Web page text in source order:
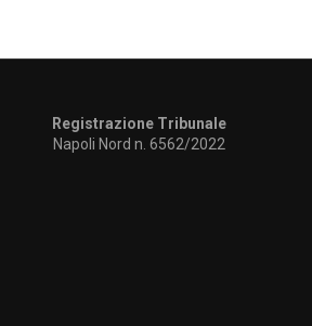
Registrazione Tribunale
Napoli Nord n. 6562/2022